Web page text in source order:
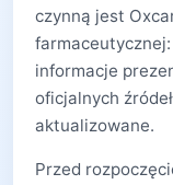
czynną jest
informacje
oficjalnych
aktualizowane.
Przed